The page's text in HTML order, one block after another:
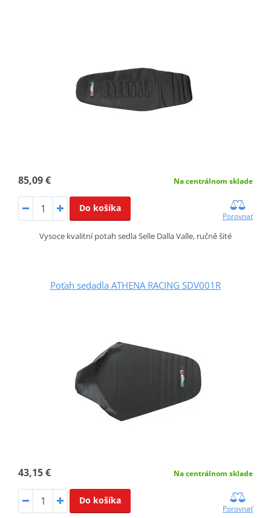
85,09 € Na centrálnom sklade
Do košíka
Porovnať
Vysoce kvalitní potah sedla Selle Dalla Valle, ručně šité
Poťah sedadla ATHENA RACING SDV001R
43,15 € Na centrálnom sklade
Do košíka
Porovnať